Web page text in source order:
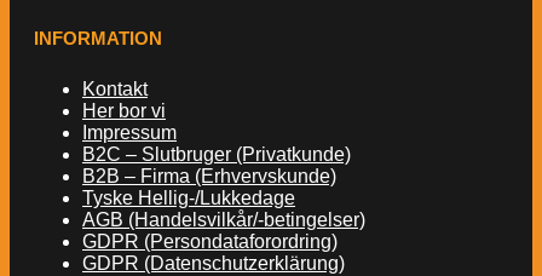
INFORMATION
Kontakt
Her bor vi
Impressum
B2C – Slutbruger (Privatkunde)
B2B – Firma (Erhvervskunde)
Tyske Hellig-/Lukkedage
AGB (Handelsvilkår/-betingelser)
GDPR (Persondataforordring)
GDPR (Datenschutzerklärung)